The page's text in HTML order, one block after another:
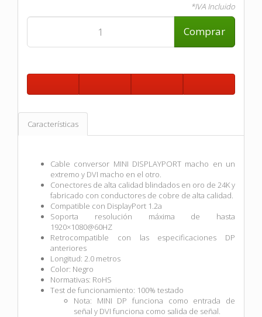
*IVA Incluido
Comprar
Características
Cable conversor MINI DISPLAYPORT macho en un
extremo y DVI macho en el otro.
Conectores de alta calidad blindados en oro de 24K y
fabricado con conductores de cobre de alta calidad.
Compatible con DisplayPort 1.2a
Soporta resolución máxima de hasta
1920×1080@60HZ
Retrocompatible con las especificaciones DP
anteriores
Longitud: 2.0 metros
Color: Negro
Normativas: RoHS
Test de funcionamiento: 100% testado
Nota: MINI DP funciona como entrada de
señal y DVI funciona como salida de señal.